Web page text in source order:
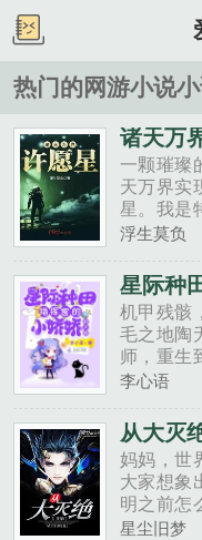
热门的网游小说
诸天万
一颗璀璨
天万界实
星。我是
英雄本色
世界中......
浮生莫负
星际种
机甲残骸
毛之地陶
师，重生
谁说这是
忘的瑰宝
李心语
从大灭
妈妈，世
大家想象
明之前怎
有人类呢
星尘旧梦